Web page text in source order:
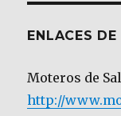
ENLACES DE
Moteros de
http://